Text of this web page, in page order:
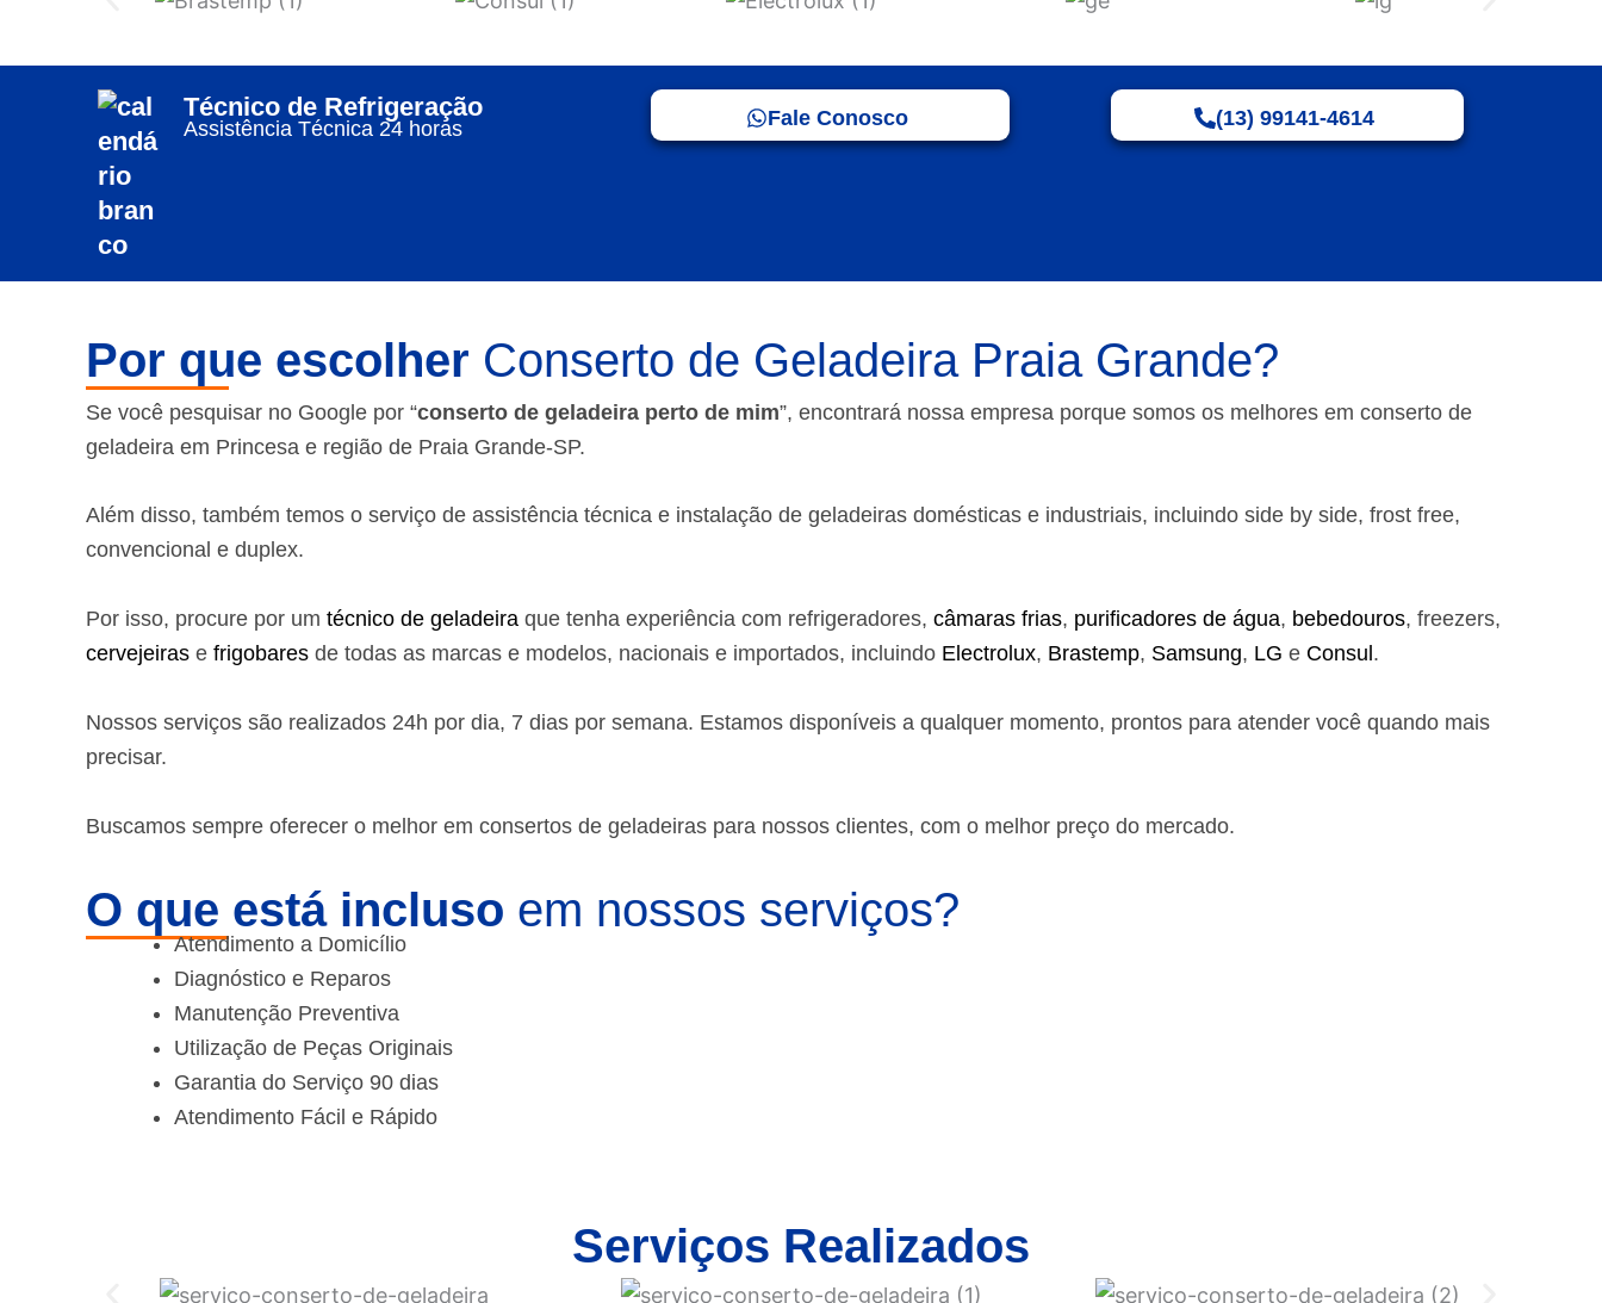
Técnico de Refrigeração
Assistência Técnica 24 horas Fale Conosco (13) 99141-4614
Por que escolher Conserto de Geladeira Praia Grande?
Se você pesquisar no Google por “conserto de geladeira perto de mim”, encontrará nossa empresa porque somos os melhores em conserto de
geladeira em Princesa e região de Praia Grande-SP.
Além disso, também temos o serviço de assistência técnica e instalação de geladeiras domésticas e industriais, incluindo side by side, frost free,
convencional e duplex.
Por isso, procure por um técnico de geladeira que tenha experiência com refrigeradores, câmaras frias, purificadores de água, bebedouros, freezers,
cervejeiras e frigobares de todas as marcas e modelos, nacionais e importados, incluindo Electrolux, Brastemp, Samsung, LG e Consul .
Nossos serviços são realizados 24h por dia, 7 dias por semana. Estamos disponíveis a qualquer momento, prontos para atender você quando mais
precisar.
Buscamos sempre oferecer o melhor em consertos de geladeiras para nossos clientes, com o melhor preço do mercado.
O que está incluso em nossos serviços?
Atendimento a Domicílio
Diagnóstico e Reparos
Manutenção Preventiva
Utilização de Peças Originais
Garantia do Serviço 90 dias
Atendimento Fácil e Rápido
Serviços Realizados